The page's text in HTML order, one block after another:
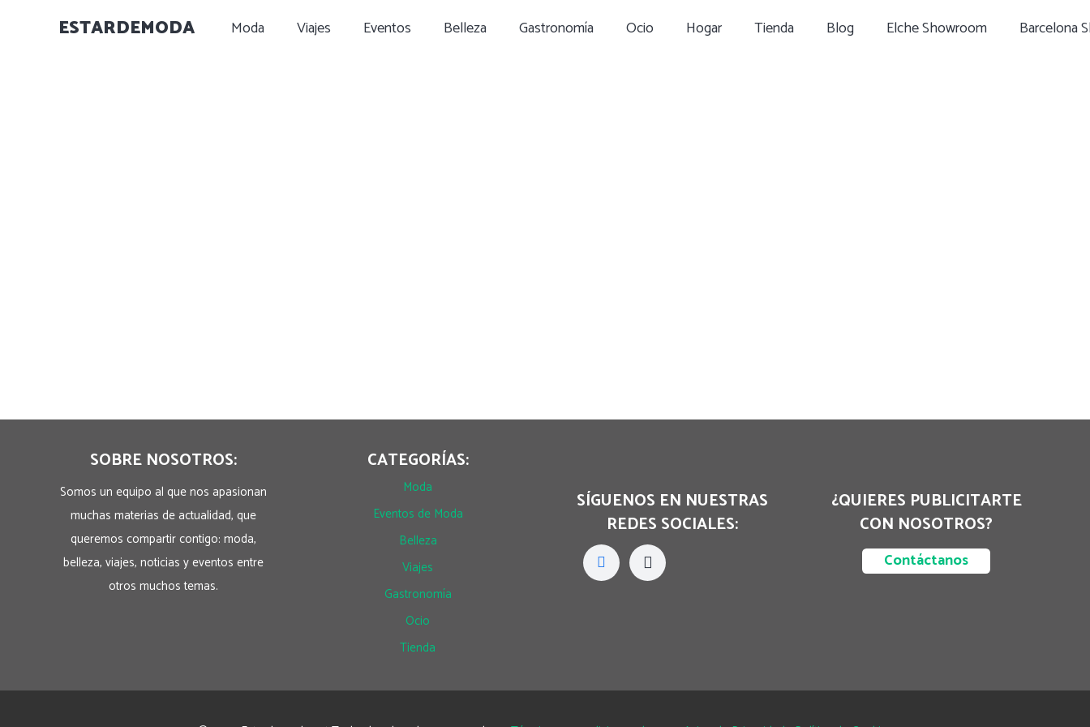
ESTARDEMODA Moda Viajes Eventos Belleza Gastronomía Ocio Hogar Tienda Blog Elche Showroom Barcelona
SOBRE NOSOTROS:
Somos un equipo al que nos apasionan
muchas materias de actualidad, que
queremos compartir contigo: moda,
belleza, viajes, noticias y eventos entre
otros muchos temas.
CATEGORÍAS:
Moda
Eventos de Moda
Belleza
Viajes
Gastronomía
Ocio
Tienda
SÍGUENOS EN NUESTRAS
REDES SOCIALES:
¿QUIERES PUBLICITARTE
CON NOSOTROS?
Contáctanos